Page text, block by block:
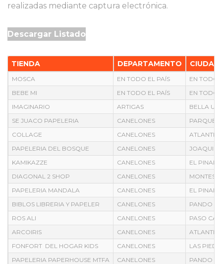
realizadas mediante captura electrónica.
Descargar Listado
TIENDA DEPARTAMENTO CIUDAD
MOSCA EN TODO EL PAÍS
EN TODO
BEBE MI
EN TODO EL PAÍS
EN TODO
IMAGINARIO
ARTIGAS
BELLA
SE JUACO PAPELERIA
CANELONES
PARQUE
COLLAGE
CANELONES
PAPELERIA DEL BOSQUE
CANELONES
JOAQUIN
KAMIKAZZE
CANELONES
EL PINAR
DIAGONAL 2 SHOP
CANELONES
MONTES
PAPELERIA MANDALA
CANELONES
EL PINAR
BIBLOS LIBRERIA Y PAPELER
CANELONES
PANDO
ROS ALI
CANELONES
PASO
ARCOIRIS
CANELONES
FONFORT DEL HOGAR KIDS
CANELONES
LAS
PAPELERIA PAPERHOUSE MTFA
CANELONES
PANDO